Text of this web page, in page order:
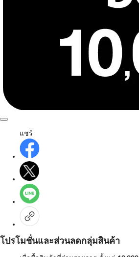
แชร์
โปรโมชั่นและส่วนลดกลุ่มสินค้า